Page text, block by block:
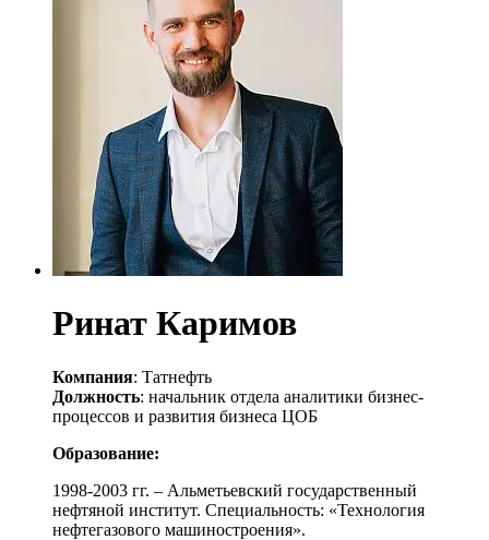
Ринат Каримов
Компания: Татнефть
Должность: начальник отдела аналитики бизнес-
процессов и развития бизнеса ЦОБ
Образование:
1998-2003 гг. – Альметьевский государственный
нефтяной институт. Специальность: «Технология
нефтегазового машиностроения».